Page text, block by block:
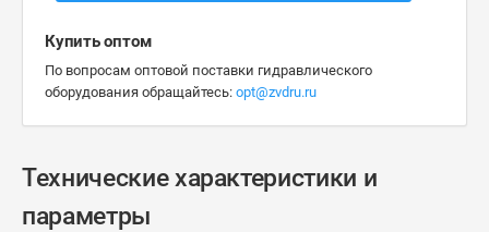
Купить оптом
По вопросам оптовой поставки гидравлического
оборудования обращайтесь: opt@zvdru.ru
Технические характеристики и
параметры